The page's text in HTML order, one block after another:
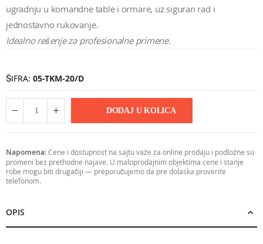
ugradnju u komandne table i ormare, uz siguran rad i
jednostavno rukovanje.
Idealno rešenje za profesionalne primene.
ŠIFRA 05-TKM-20/D
DODAJ U KOLICA
Napomena:Cene i dostupnost na sajtu važe za online prodaju i podložne su
promeni bez prethodne najave. U maloprodajnim objektima cene i stanje
robe mogu biti drugačiji — preporučujemo da pre dolaska proverite
telefonom.
OPIS